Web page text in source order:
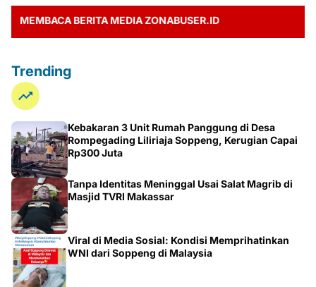
BERITA MEDIA ZONABUSER.ID
Trending
Kebakaran 3 Unit Rumah Panggung di Desa
Rompegading Liliriaja Soppeng, Kerugian Capai
Rp300 Juta
Tanpa Identitas Meninggal Usai Salat Magrib di
Masjid TVRI Makassar
Viral di Media Sosial: Kondisi Memprihatinkan
WNI dari Soppeng di Malaysia